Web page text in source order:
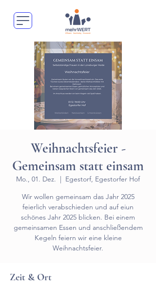
Weihnachtsfeier -
Gemeinsam statt einsam
Mo., 01. Dez.
  |
Egestorf, Egestorfer Hof
Wir wollen gemeinsam das Jahr 2025
feierlich verabschieden und auf eiun
schönes Jahr 2025 blicken. Bei einem
gemeinsamen Essen und anschließendem
Kegeln feiern wir eine kleine
Weihnachtsfeier.
Zeit & Ort